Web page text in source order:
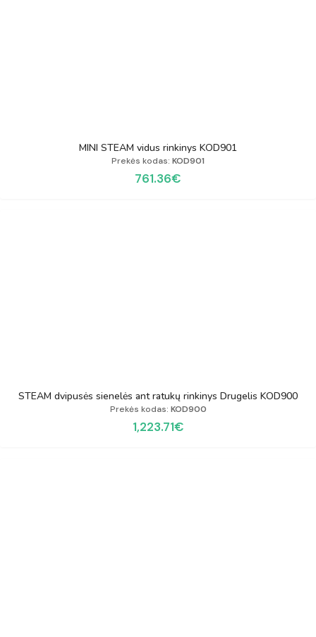
MINI STEAM vidus rinkinys KOD901
Prekės kodas: KOD901
761.36€
STEAM dvipusės sienelės ant ratukų rinkinys Drugelis KOD900
Prekės kodas: KOD900
1,223.71€